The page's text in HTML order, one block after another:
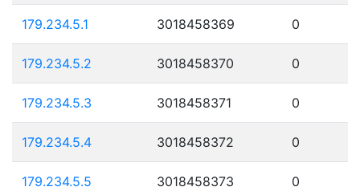
179.234.5.1 3018458369 0
179.234.5.2 3018458370 0
179.234.5.3 3018458371 0
179.234.5.4 3018458372 0
179.234.5.5 3018458373 0